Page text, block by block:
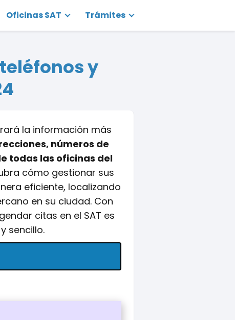
Oficinas SAT Trámites
y
la información más
números de
todas las oficinas del
cómo gestionar sus
eficiente, localizando
en su ciudad. Con
citas en el SAT es
sencillo.